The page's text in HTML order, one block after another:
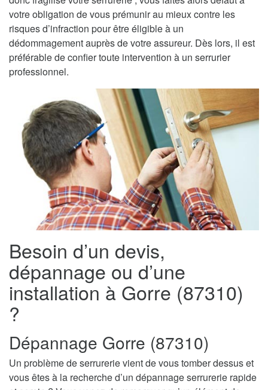
votre obligation de vous prémunir au mieux contre les
risques d’infraction pour être éligible à un
dédommagement auprès de votre assureur. Dès lors, il est
préférable de confier toute intervention à un serrurier
professionnel.
Besoin d’un devis,
dépannage ou d’une
installation à Gorre (87310)
?
Dépannage Gorre (87310)
Un problème de serrurerie vient de vous tomber dessus et
vous êtes à la recherche d’un dépannage serrurerie rapide